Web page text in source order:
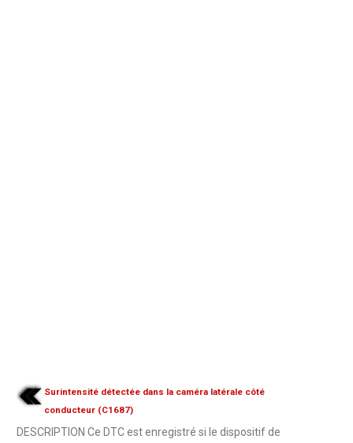
Surintensité détectée dans la caméra latérale côté
conducteur (C1687)
DESCRIPTION Ce DTC est enregistré si le dispositif de